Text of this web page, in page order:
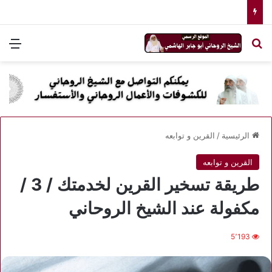
بحث عن
الرئيسية / القرين و توابعه
القرين و توابعه
طريقة تسخير القرين لخدمتك / 3 /
مكفولة عند الشيخ الروحاني
5٬193